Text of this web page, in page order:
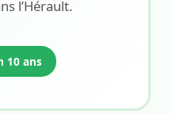
l’Hérault.
10 ans